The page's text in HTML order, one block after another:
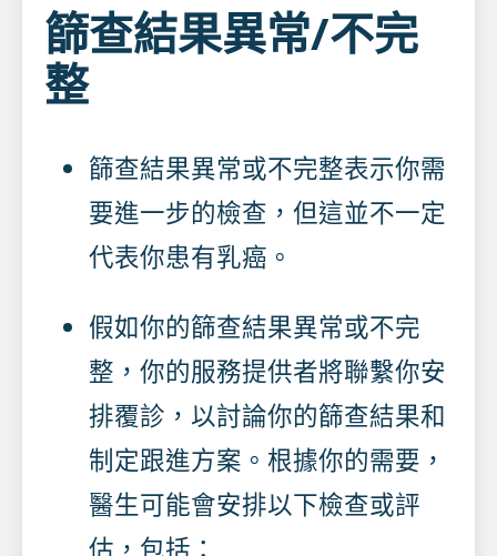
篩查結果異常/不完
整
篩查結果異常或不完整表示你需
要進一步的檢查，但這並不一定
代表你患有乳癌。
假如你的篩查結果異常或不完
整，你的服務提供者將聯繫你安
排覆診，以討論你的篩查結果和
制定跟進方案。根據你的需要，
醫生可能會安排以下檢查或評
估，包括：